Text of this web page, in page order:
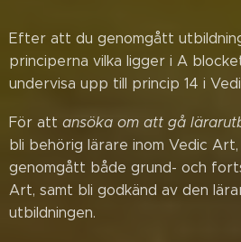
Efter att du genomgått
principerna vilka ligger i A
undervisa upp till princip 14 i
För att ansöka om att gå
bli behörig lärare inom Vedic
genomgått både grund- och
Art, samt bli godkänd av den
utbildningen.